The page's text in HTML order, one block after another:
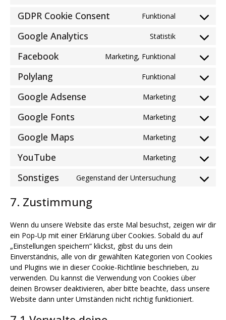
service
maker
GDPR Cookie Consent Funktional
Consent
service
cookie-
consent
Google Analytics Statistik
Consent
service
google-
analytics
Facebook Marketing, Funktional
Consent
service
facebook
Polylang Funktional
Consent
service
polylang
Google Adsense Marketing
Consent
service
google-
adsense
Google Fonts Marketing
Consent
service
google-
Google Maps Marketing
Consent
service
google-
YouTube Marketing
Consent
service
Sonstiges Gegenstand der Untersuchung
Consent
7. Zustimmung
Wenn du unsere Website das erste Mal besuchst, zeigen wir dir
ein Pop-Up mit einer Erklärung über Cookies. Sobald du auf
„Einstellungen speichern“ klickst, gibst du uns dein
Einverständnis, alle von dir gewählten Kategorien von Cookies
und Plugins wie in dieser Cookie-Richtlinie beschrieben, zu
verwenden. Du kannst die Verwendung von Cookies über
deinen Browser deaktivieren, aber bitte beachte, dass unsere
Website dann unter Umständen nicht richtig funktioniert.